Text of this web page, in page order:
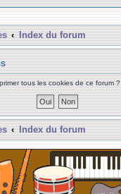
Index du forum
tous les cookies de ce forum ?
Index du forum